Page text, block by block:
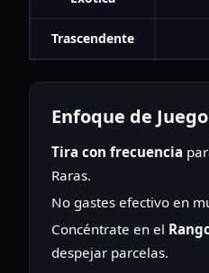
Trascendente
Enfoque de
Tira con frecuencia
Raras.
No gastes efectivo en
Concéntrate en el
despejar parcelas.